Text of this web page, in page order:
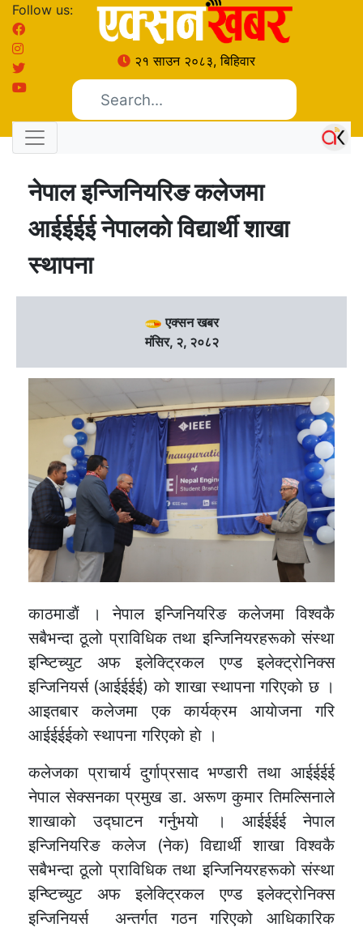
Follow us:
२१ साउन २०८३, बिहिवार
नेपाल इन्जिनियरिङ कलेजमा
आईईईई नेपालकाे विद्यार्थी शाखा
स्थापना
एक्सन खबर
मंसिर, २, २०८२
काठमाडाैं । नेपाल इन्जिनियरिङ कलेजमा विश्वकै
सबैभन्दा ठूलाे प्राविधिक तथा इन्जिनियरहरूको संस्था
इन्ष्टिच्युट अफ इलेक्ट्रिकल एण्ड इलेक्ट्राेनिक्स
इन्जिनियर्स (आईईईई) काे शाखा स्थापना गरिएकाे छ ।
आइतबार कलेजमा एक कार्यक्रम आयाेजना गरि
आईईईईकाे स्थापना गरिएकाे हाे ।
कलेजका प्राचार्य दुर्गाप्रसाद भण्डारी तथा आईईईई
नेपाल सेक्सनका प्रमुख डा. अरूण कुमार तिमल्सिनाले
शाखाकाे उद्घाटन गर्नुभयाे । आईईईई नेपाल
इन्जिनियरिङ कलेज (नेक) विद्यार्थी शाखा विश्वकै
सबैभन्दा ठूलाे प्राविधिक तथा इन्जिनियरहरूको संस्था
इन्ष्टिच्युट अफ इलेक्ट्रिकल एण्ड इलेक्ट्राेनिक्स
इन्जिनियर्स अन्तर्गत गठन गरिएको आधिकारिक